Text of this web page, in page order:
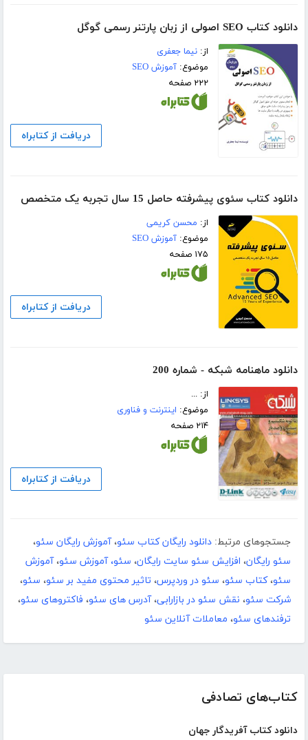
کتاب‌های تصادفی
دانلود کتاب آفریدگار جهان
دانلود کتاب SEO اصولی از زبان پارتنر رسمی گوگل
از:نیما جعفری
موضوع:آموزش SEO
۲۲۲ صفحه
دریافت از کتابراه
دانلود کتاب سئوی پیشرفته حاصل 15 سال تجربه یک متخصص
از: محسن کریمی
موضوع:آموزش SEO
۱۷۵ صفحه
دریافت از کتابراه
دانلود ماهنامه شبکه - شماره 200
از: ...
موضوع: اینترنت و فناوری
۲۱۴ صفحه
دریافت از کتابراه
جستجوهای مرتبط: دانلود رایگان کتاب سئو،آموزش رایگان سئو،
سئو رایگان، افزایش سئو سایت رایگان، سئو، آموزش سئو،آموزش
سئو،کتاب سئو، سئو در وردپرس، تاثیر محتوی مفید بر سئو، سئو،
شرکت سئو، نقش سئو در بازارابی،آدرس های سئو، فاکتروهای سئو،
ترفندهای سئو، معاملات آنلاین سئو